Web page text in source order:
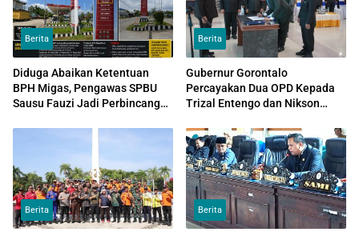
Berita
Diduga Abaikan Ketentuan
BPH Migas, Pengawas SPBU
Sausu Fauzi Jadi Perbincangan
Berita
Gubernur Gorontalo
Percayakan Dua OPD Kepada
Trizal Entengo dan Nikson
Berita Berita